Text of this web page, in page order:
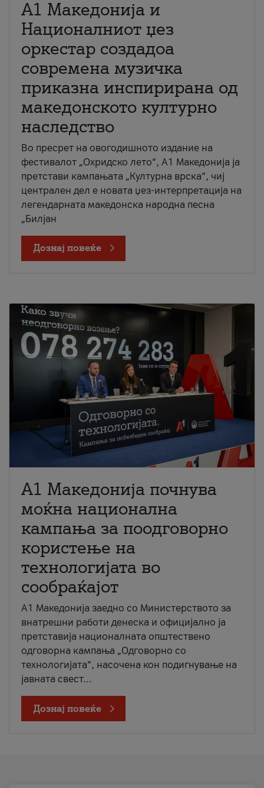
А1 Македонија и
Националниот џез
оркестар создадоа
современа музичка
приказна инспирирана од
македонското културно
наследство
Во пресрет на овогодишното издание на
фестивалот „Охридско лето“, А1 Македонија ја
претстави кампањата „Културна врска“, чиј
централен дел е новата џез-интерпретација на
легендарната македонска народна песна
„Билјан
Дознај повеќе
A1 Македонија почнува
моќна национална
кампања за поодговорно
користење на
технологијата во
сообраќајот
A1 Македонија заедно со Министерството за
внатрешни работи денеска и официјално ја
претставија националната општествено
одговорна кампања „Одговорно со
технологијата“, насочена кон подигнување на
јавната свест...
Дознај повеќе